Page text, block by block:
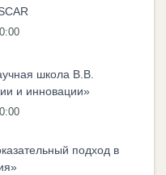
школа В.В.
и инновации»
подход в